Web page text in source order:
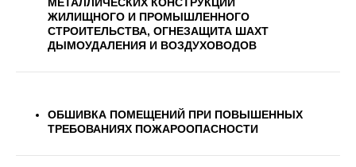
ЖИЛИЩНОГО И ПРОМЫШЛЕННОГО
СТРОИТЕЛЬСТВА, ОГНЕЗАЩИТА ШАХТ
ДЫМОУДАЛЕНИЯ И ВОЗДУХОВОДОВ
ОБШИВКА ПОМЕЩЕНИЙ ПРИ ПОВЫШЕННЫХ
ТРЕБОВАНИЯХ ПОЖАРООПАСНОСТИ